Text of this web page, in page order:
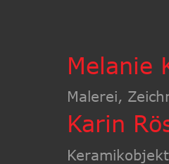
Melanie
Malerei,
Karin